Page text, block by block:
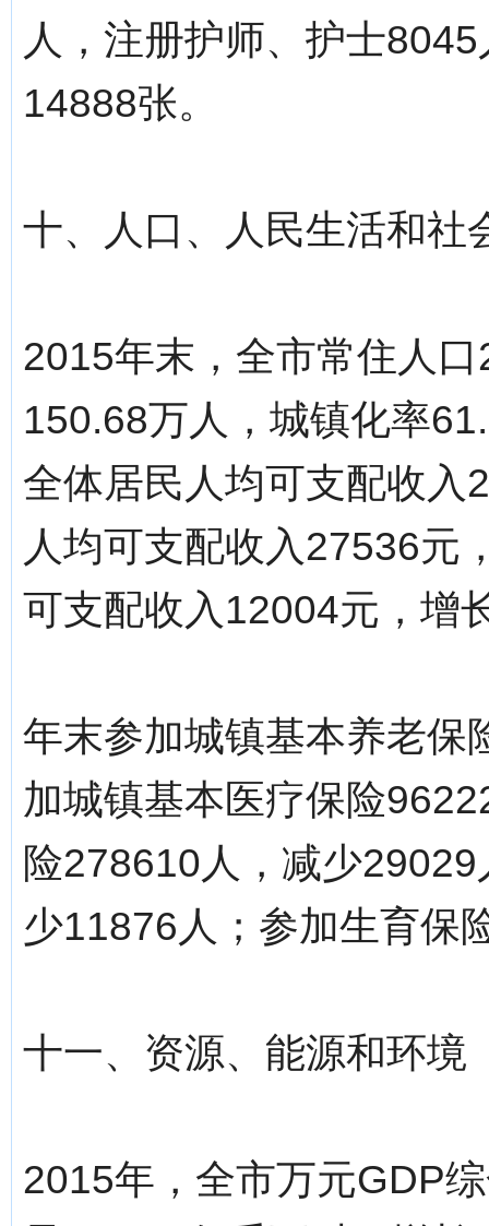
人，注册护师、护士
14888张。
十、人口、人民生活和社
2015年末，全市常住人
150.68万人，城镇化率
全体居民人均可支配收入
人均可支配收入27536元
可支配收入12004元，增
年末参加城镇基本养老保
加城镇基本医疗保险
险278610人，减少
少11876人；参加生育保
十一、资源、能源和环境
2015年，全市万元GDP